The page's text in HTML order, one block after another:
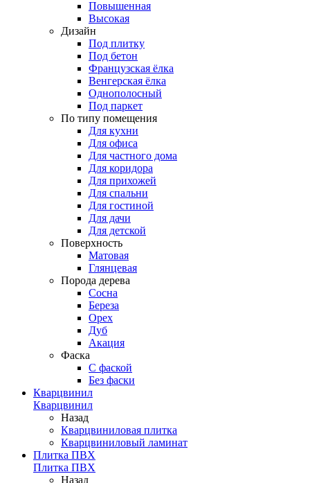
Повышенная
Высокая
Дизайн
Под плитку
Под бетон
Французская ёлка
Венгерская ёлка
Однополосный
Под паркет
По типу помещения
Для кухни
Для офиса
Для частного дома
Для коридора
Для прихожей
Для спальни
Для гостиной
Для дачи
Для детской
Поверхность
Матовая
Глянцевая
Порода дерева
Сосна
Береза
Орех
Дуб
Акация
Фаска
С фаской
Без фаски
Кварцвинил
Кварцвинил
Назад
Кварцвиниловая плитка
Кварцвиниловый ламинат
Плитка ПВХ
Плитка ПВХ
Назад